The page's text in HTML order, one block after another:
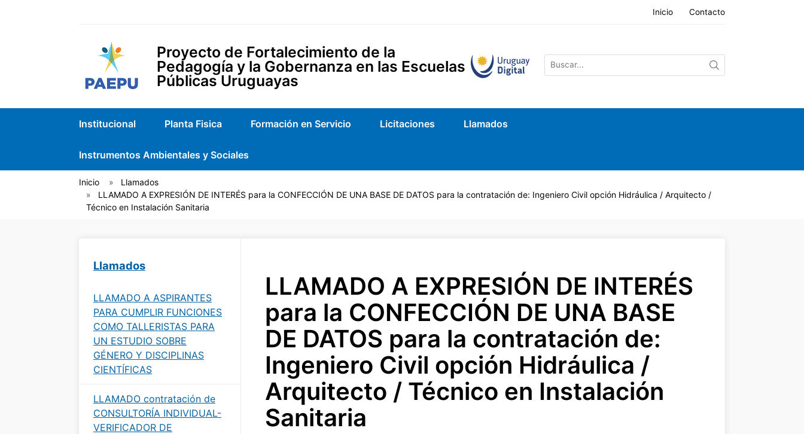
Inicio Contacto
Proyecto de Fortalecimiento de la
Pedagogía y la Gobernanza en las Escuelas
Públicas Uruguayas
Institucional Planta Fisica Formación en Servicio Licitaciones Llamados
Instrumentos Ambientales y Sociales
Inicio
Llamados
LLAMADO A EXPRESIÓN DE INTERÉS para la CONFECCIÓN DE UNA BASE DE DATOS para la contratación de: Ingeniero Civil opción Hidráulica / Arquitecto /
Técnico en Instalación Sanitaria
Llamados
LLAMADO A ASPIRANTES
PARA CUMPLIR FUNCIONES
COMO TALLERISTAS PARA
UN ESTUDIO SOBRE
GÉNERO Y DISCIPLINAS
CIENTÍFICAS
LLAMADO contratación de
CONSULTORÍA INDIVIDUAL-
VERIFICADOR DE
LLAMADO A EXPRESIÓN DE INTERÉS
para la CONFECCIÓN DE UNA BASE
DE DATOS para la contratación de:
Ingeniero Civil opción Hidráulica /
Arquitecto / Técnico en Instalación
Sanitaria